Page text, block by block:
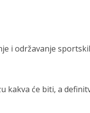
i održavanje
kakva će biti, a